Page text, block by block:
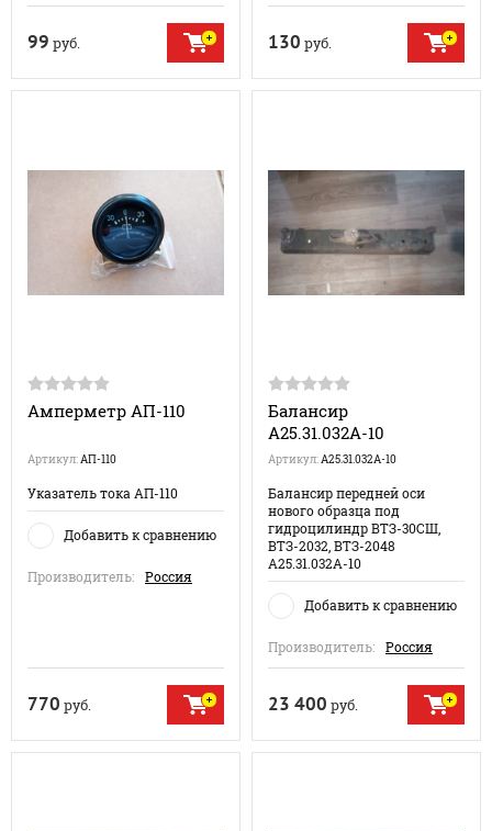
99 руб. 130 руб.
Амперметр АП-110
Артикул:АП-110
Указатель тока АП-110
Добавить к сравнению
Производитель: Россия
770 руб.
Балансир
А25.31.032А-10
Артикул:А25.31.032А-10
Балансир передней оси
нового образца под
гидроцилиндр ВТЗ-30СШ,
ВТЗ-2032, ВТЗ-2048
А25.31.032А-10
Добавить к сравнению
Производитель: Россия
23 400 руб.